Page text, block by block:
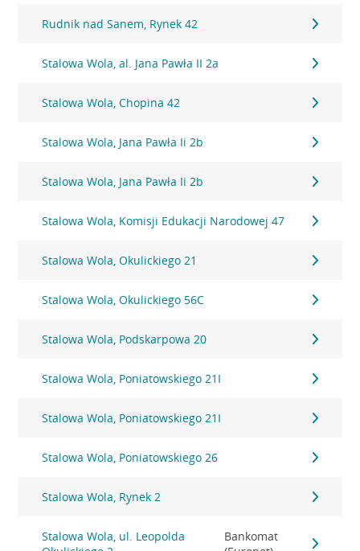
Rudnik nad Sanem, Rynek 42
Stalowa Wola, al. Jana Pawła II 2a
Stalowa Wola, Chopina 42
Stalowa Wola, Jana Pawła Ii 2b
Stalowa Wola, Jana Pawła Ii 2b
Stalowa Wola, Komisji Edukacji Narodowej 47
Stalowa Wola, Okulickiego 21
Stalowa Wola, Okulickiego 56C
Stalowa Wola, Podskarpowa 20
Stalowa Wola, Poniatowskiego 21I
Stalowa Wola, Poniatowskiego 21I
Stalowa Wola, Poniatowskiego 26
Stalowa Wola, Rynek 2
Stalowa Wola, ul. Leopolda
Bankomat